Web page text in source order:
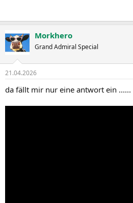
Morkhero
Grand Admiral Special
21.04.2026
da fällt mir nur eine antwort ein ......